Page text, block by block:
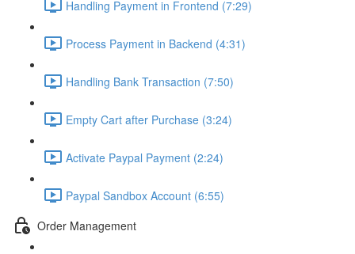
Handling Payment in Frontend (7:29)
Process Payment in Backend (4:31)
Handling Bank Transaction (7:50)
Empty Cart after Purchase (3:24)
Activate Paypal Payment (2:24)
Paypal Sandbox Account (6:55)
Order Management